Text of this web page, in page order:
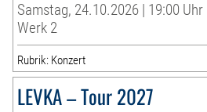
Samstag, 24.10.2026 | 19:00 Uhr
Werk 2
Rubrik: Konzert
LEVKA – Tour 2027